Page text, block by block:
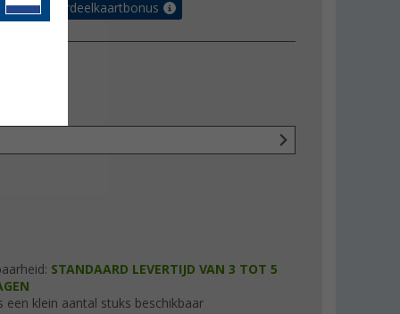
met de voordeelkaartbonus
STANDAARD LEVERTIJD VAN 3 TOT 5
een klein aantal stuks beschikbaar